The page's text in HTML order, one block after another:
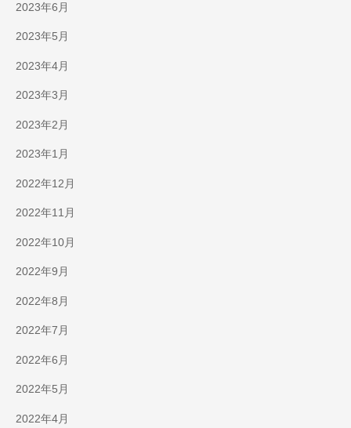
2023年6月
2023年5月
2023年4月
2023年3月
2023年2月
2023年1月
2022年12月
2022年11月
2022年10月
2022年9月
2022年8月
2022年7月
2022年6月
2022年5月
2022年4月